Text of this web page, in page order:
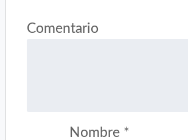
Comentario
Nombre *